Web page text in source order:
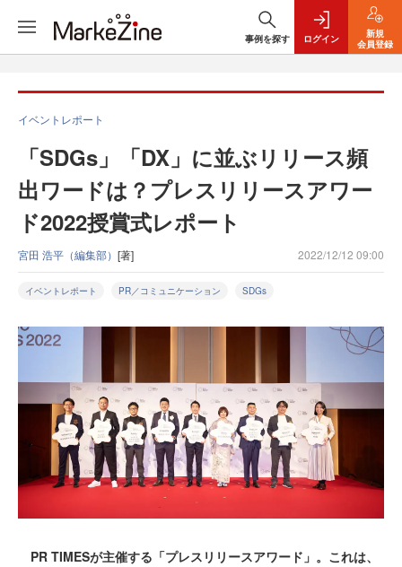
事例を探す ログイン
新規
会員登録
イベントレポート
「SDGs」「DX」に並ぶリリース頻
出ワードは？プレスリリースアワー
ド2022授賞式レポート
宮田 浩平（編集部） [著] 2022/12/12 09:00
イベントレポート PR／コミュニケーション SDGs
PR TIMESが主催する「プレスリリースアワード」。これは、